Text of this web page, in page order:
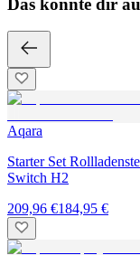
Aqara
Starter Set
Switch H2
209,96 €184,95 €